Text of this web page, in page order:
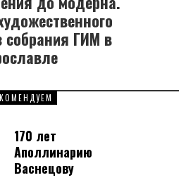
post:
собрания ГИМ в
170 лет
Аполлинарию
Васнецову